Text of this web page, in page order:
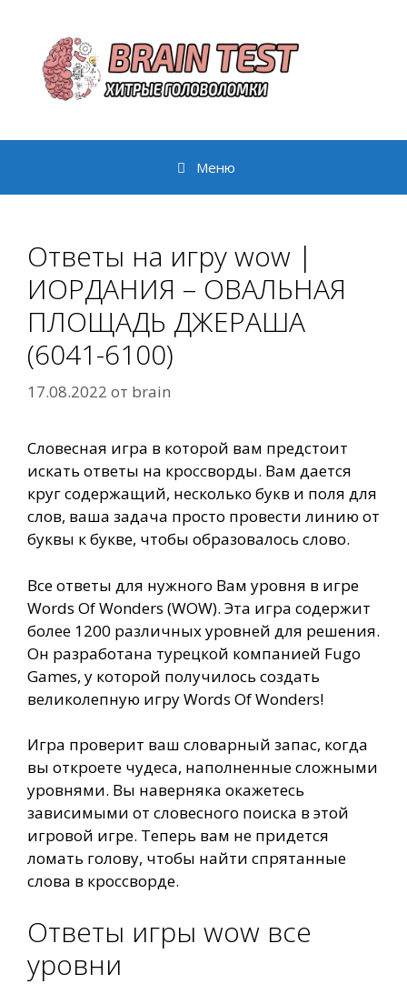
содержимому
Меню
Ответы на игру wow |
ИОРДАНИЯ – ОВАЛЬНАЯ
ПЛОЩАДЬ ДЖЕРАША
(6041-6100)
17.08.2022 от brain
Словесная игра в которой вам предстоит
искать ответы на кроссворды. Вам дается
круг содержащий, несколько букв и поля для
слов, ваша задача просто провести линию от
буквы к букве, чтобы образовалось слово.
Все ответы для нужного Вам уровня в игре
Words Of Wonders (WOW). Эта игра содержит
более 1200 различных уровней для решения.
Он разработана турецкой компанией Fugo
Games, у которой получилось создать
великолепную игру Words Of Wonders!
Игра проверит ваш словарный запас, когда
вы откроете чудеса, наполненные сложными
уровнями. Вы наверняка окажетесь
зависимыми от словесного поиска в этой
игровой игре. Теперь вам не придется
ломать голову, чтобы найти спрятанные
слова в кроссворде.
Ответы игры wow все
уровни